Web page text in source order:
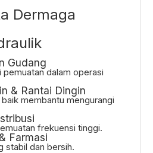
Dermaga
Gudang
dalam operasi
& Rantai Dingin
membantu mengurangi
frekuensi tinggi.
Farmasi
stabil dan bersih.